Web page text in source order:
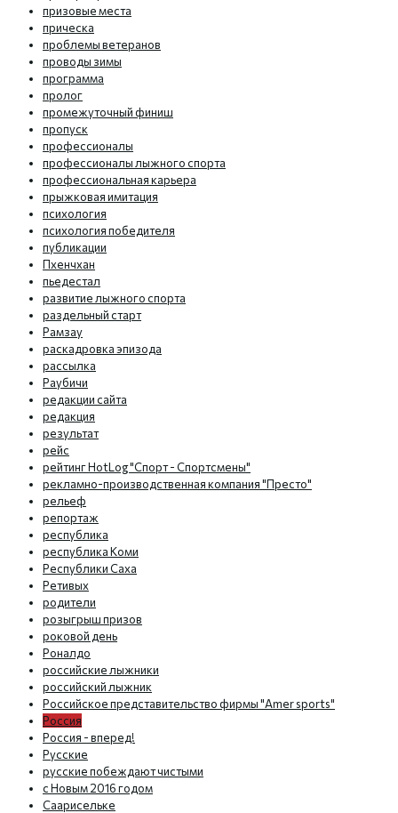
призовые места
прическа
проблемы ветеранов
проводы зимы
программа
пролог
промежуточный финиш
пропуск
профессионалы
профессионалы лыжного спорта
профессиональная карьера
прыжковая имитация
психология
психология победителя
публикации
Пхенчхан
пьедестал
развитие лыжного спорта
раздельный старт
Рамзау
раскадровка эпизода
рассылка
Раубичи
редакции сайта
редакция
результат
рейс
рейтинг HotLog "Спорт - Спортсмены"
рекламно-производственная компания "Престо"
рельеф
репортаж
республика
республика Коми
Республики Саха
Ретивых
родители
розыгрыш призов
роковой день
Роналдо
российские лыжники
российский лыжник
Российское представительство фирмы "Amer sports"
Россия
Россия - вперед!
Русские
русские побеждают чистыми
с Новым 2016 годом
Саарисельке